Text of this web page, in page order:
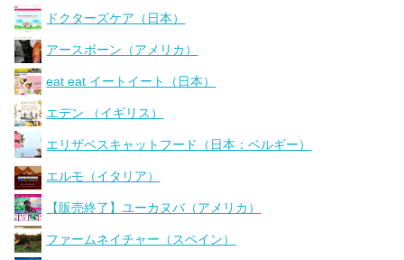
ドクターズケア（日本）
アースボーン（アメリカ）
eat eat イートイート（日本）
エデン （イギリス）
エリザベスキャットフード（日本：ベルギー）
エルモ（イタリア）
【販売終了】ユーカヌバ（アメリカ）
ファームネイチャー（スペイン）